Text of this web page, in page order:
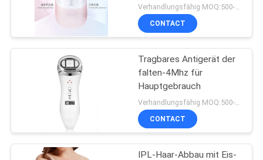
FABRIK-
AUSFLUG
QUALITÄTSKONTROLLE
TRETEN
LED-Licht-
Haarpflege-Geräte
5
Verhandlungsfähig MOQ:500-999
CONTACT
Tragbares Antigerät der
falten-4Mhz für
Hauptgebrauch
CONTACT
IPL-Haar-Abbau mit Eis-